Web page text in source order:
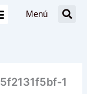
Menú
1